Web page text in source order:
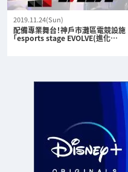
2019.11.24(Sun)
配備專業舞台！神戶市灘區電競設施
「esports stage EVOLVE(進化…